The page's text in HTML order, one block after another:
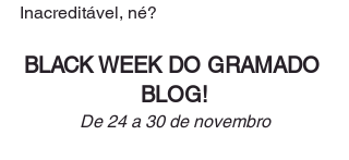
Inacreditável, né?
BLACK WEEK DO GRAMADO
BLOG!
De 24 a 30 de novembro